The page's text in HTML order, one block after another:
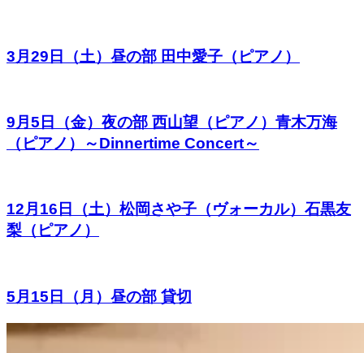
3月29日（土）昼の部 田中愛子（ピアノ）
9月5日（金）夜の部 西山望（ピアノ）青木万海
（ピアノ）～Dinnertime Concert～
12月16日（土）松岡さや子（ヴォーカル）石黒友
梨（ピアノ）
5月15日（月）昼の部 貸切